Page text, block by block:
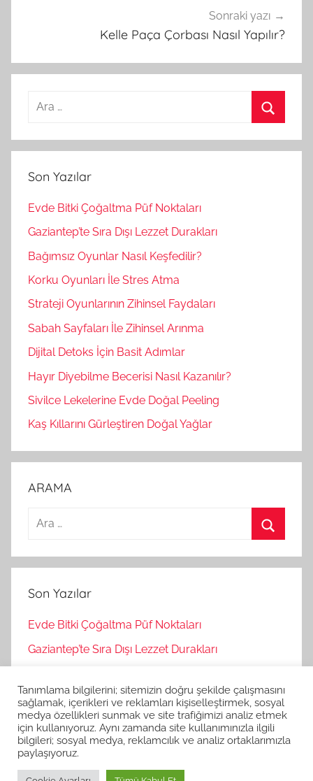
Sonraki yazı
Kelle Paça Çorbası Nasıl Yapılır?
a
a
r
Son Yazılar
Evde Bitki Çoğaltma Püf Noktaları
Gaziantep’te Sıra Dışı Lezzet Durakları
Bağımsız Oyunlar Nasıl Keşfedilir?
Korku Oyunları İle Stres Atma
Strateji Oyunlarının Zihinsel Faydaları
Sabah Sayfaları İle Zihinsel Arınma
Dijital Detoks İçin Basit Adımlar
Hayır Diyebilme Becerisi Nasıl Kazanılır?
Sivilce Lekelerine Evde Doğal Peeling
Kaş Kıllarını Gürleştiren Doğal Yağlar
ARAMA
a
a
r
Son Yazılar
Evde Bitki Çoğaltma Püf Noktaları
Gaziantep’te Sıra Dışı Lezzet Durakları
Korku Oyunları İle Stres Atma
Strateji Oyunlarının Zihinsel Faydaları
Tanımlama bilgilerini; sitemizin doğru şekilde çalışmasını
sağlamak, içerikleri ve reklamları kişiselleştirmek, sosyal
medya özellikleri sunmak ve site trafiğimizi analiz etmek
için kullanıyoruz. Aynı zamanda site kullanımınızla ilgili
bilgileri; sosyal medya, reklamcılık ve analiz ortaklarımızla
paylaşıyoruz.